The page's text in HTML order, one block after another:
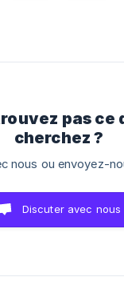
pas ce
cherchez ?
nous ou envoyez-
Discuter avec nous